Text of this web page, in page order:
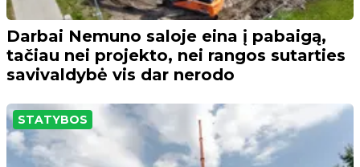
Darbai Nemuno saloje eina į pabaigą,
tačiau nei projekto, nei rangos sutarties
savivaldybė vis dar nerodo
STATYBOS